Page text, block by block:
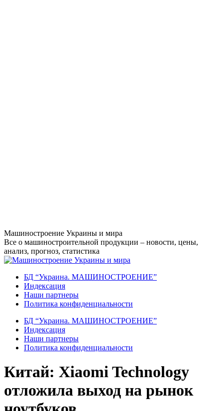
Перейти
к
содержанию
Машиностроение Украины и мира
Все о машиностроительной продукции – новости, цены,
анализ, прогноз, статистика
БД “Украина. МАШИНОСТРОЕНИЕ”
Индекcация
Наши партнеры
Политика конфиденциальности
БД “Украина. МАШИНОСТРОЕНИЕ”
Индекcация
Наши партнеры
Политика конфиденциальности
Китай: Xiaomi Technology
отложила выход на рынок